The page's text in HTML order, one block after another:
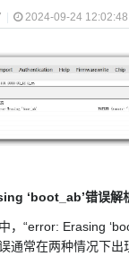
2024-09-24 12:02:48
‘boot_ab’错误解
，“error: Erasing
通常在两种情况下出